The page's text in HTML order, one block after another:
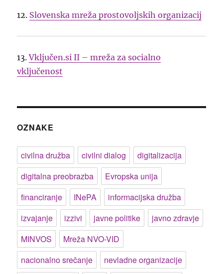
12. Slovenska mreža prostovoljskih organizacij
13.Vključen.si II – mreža za socialno
vključenost
OZNAKE
civilna družba civilni dialog
digitalizacija
digitalna preobrazba
Evropska unija
financiranje
INePA
informacijska družba
izvajanje
izzivi javne politike
javno zdravje
MINVOS
Mreža NVO-VID
nacionalno srečanje
nevladne organizacije